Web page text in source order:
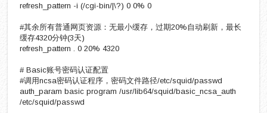
refresh_pattern -i (/cgi-bin/|\?) 0 0% 0
#其余所有普通网页资源：无最小缓存，过期20%自动刷新，最长
缓存4320分钟(3天)
refresh_pattern . 0 20% 4320
# Basic账号密码认证配置
#调用ncsa密码认证程序，密码文件路径/etc/squid/passwd
auth_param basic program /usr/lib64/squid/basic_ncsa_auth
/etc/squid/passwd